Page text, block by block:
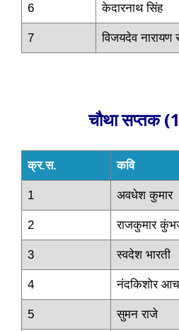
6 केदारनाथ सिंह
7 विजयदेव नारायण
चौथा सप्तक
क्र.स. कवि
1 अवधेश कुमार
2 राजकुमार
3 स्वदेश भारती
4 नंदकिशोर
5 सुमन राजे